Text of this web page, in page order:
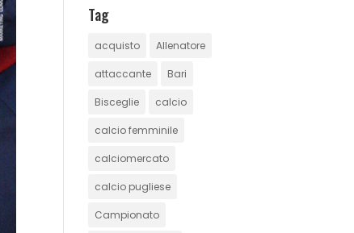
Tag
acquisto Allenatore
attaccante Bari
Bisceglie calcio
calcio femminile
calciomercato
calcio pugliese
Campionato